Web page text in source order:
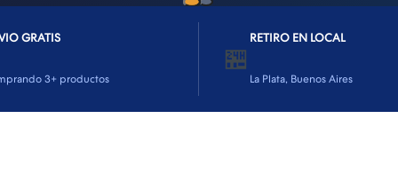
GRATIS
3+ productos
🏪
RETIRO EN LOCAL
La Plata, Buenos Aires